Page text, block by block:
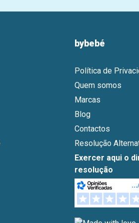
bybebé
Política de
Quem somos
Marcas
Blog
Contactos
Resolução
Exercer aqui o
resolução